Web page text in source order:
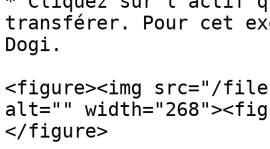
transférer. Pour cet
Dogi.
<figure><img src="/files/
alt=""
</figure>